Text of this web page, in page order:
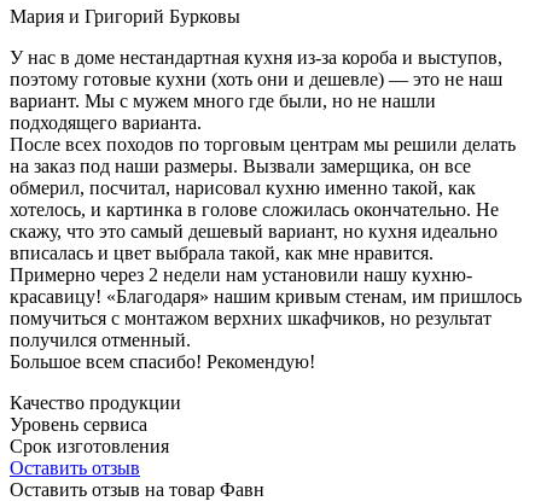
Мария и Григорий Бурковы
У нас в доме нестандартная кухня из-за короба и выступов,
поэтому готовые кухни (хоть они и дешевле) — это не наш
вариант. Мы с мужем много где были, но не нашли
подходящего варианта.
После всех походов по торговым центрам мы решили делать
на заказ под наши размеры. Вызвали замерщика, он все
обмерил, посчитал, нарисовал кухню именно такой, как
хотелось, и картинка в голове сложилась окончательно. Не
скажу, что это самый дешевый вариант, но кухня идеально
вписалась и цвет выбрала такой, как мне нравится.
Примерно через 2 недели нам установили нашу кухню-
красавицу! «Благодаря» нашим кривым стенам, им пришлось
помучиться с монтажом верхних шкафчиков, но результат
получился отменный.
Большое всем спасибо! Рекомендую!
Качество продукции
Уровень сервиса
Срок изготовления
Оставить отзыв
Оставить отзыв на товар Фавн